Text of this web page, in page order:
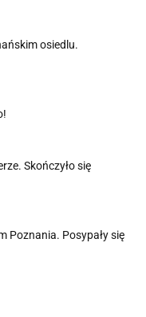
osiedlu.
Skończyło się
Poznania. Posypały się